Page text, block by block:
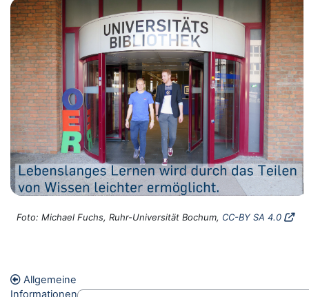
Foto: Michael Fuchs, Ruhr-Universität Bochum, CC-BY SA 4.0
Allgemeine
Informationen